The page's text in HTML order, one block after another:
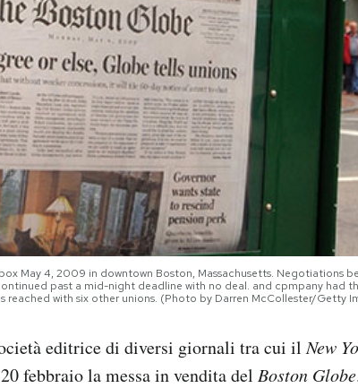
May 4, 2009 in downtown Boston, Massachusetts. Negotiations
past a mid-night deadline with no deal. and cpmpany had
with six other unions. (Photo by Darren McCollester/Getty
editrice di diversi giornali tra cui ilNew
febbraio la messa in vendita del Boston Globe